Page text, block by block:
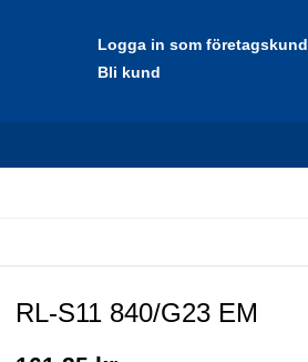
Logga in som företagskund
Bli kund
RL-S11 840/G23 EM